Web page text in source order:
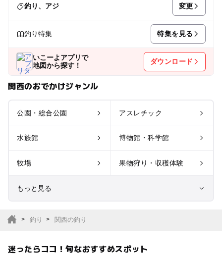
釣り、アジ 変更
釣り特集 特集を見る
いこーよアプリで
地図から探す！
ダウンロード
関西のおでかけジャンル
公園・総合公園 アスレチック
水族館 博物館・科学館
牧場 果物狩り・収穫体験
もっと見る
釣り 関西の釣り
迷ったらココ！旬なおすすめスポット